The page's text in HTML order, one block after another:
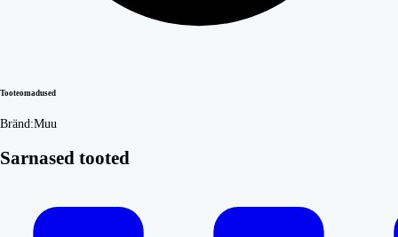
Tooteomadused
Bränd:Muu
Sarnased tooted